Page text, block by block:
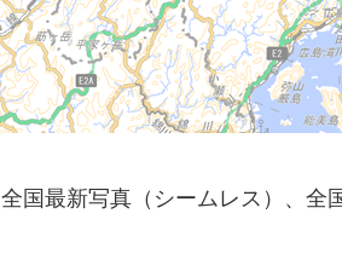
全国最新写真（シームレス）、全